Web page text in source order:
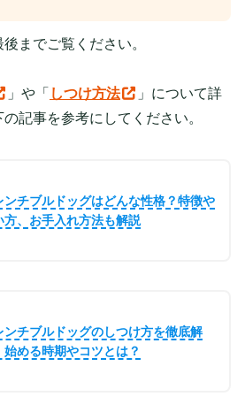
までご覧ください。
」や「 しつけ方法
」について詳
記事を参考にしてください。
ンチブルドッグはどんな性格？特徴や
方、お手入れ方法も解説
ンチブルドッグのしつけ方を徹底解
始める時期やコツとは？